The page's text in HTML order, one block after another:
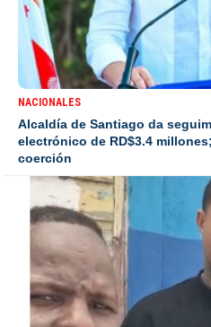
NACIONALES
Alcaldía de Santiago da
electrónico de RD$3.4
coerción